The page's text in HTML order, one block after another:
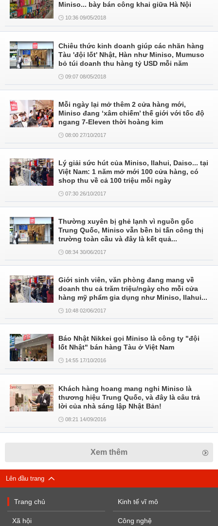
Miniso... bày bán công khai giữa Hà Nội
10:36 09/05/2018
Chiêu thức kinh doanh giúp các nhãn hàng
Tàu 'đội lốt' Nhật, Hàn như Miniso, Mumuso
bỏ túi doanh thu hàng tỷ USD mỗi năm
09:07 08/05/2018
Mỗi ngày lại mở thêm 2 cửa hàng mới,
Miniso đang ‘xâm chiếm’ thế giới với tốc độ
ngang 7-Eleven thời hoàng kim
08:00 27/10/2017
Lý giải sức hút của Miniso, Ilahui, Daiso... tại
Việt Nam: 1 năm mở mới 100 cửa hàng, có
shop thu về cả 100 triệu mỗi ngày
07:30 26/10/2017
Thường xuyên bị ghẻ lạnh vì nguồn gốc
Trung Quốc, Miniso vẫn bền bỉ tấn công thị
trường toàn cầu và đây là kết quả...
08:34 30/06/2017
Giới sinh viên, văn phòng đang mang về
doanh thu cả trăm triệu/ngày cho mỗi cửa
hàng mỹ phẩm gia dụng như Miniso, Ilahui...
10:48 02/06/2017
Báo Nhật Nikkei gọi Miniso là công ty "đội
lốt Nhật" bán hàng Tàu ở Việt Nam
14:55 17/10/2016
Khách hàng hoang mang nghi Miniso là
thương hiệu Trung Quốc, và đây là câu trả
lời của nhà sáng lập Nhật Bản!
08:21 14/09/2016
Xem thêm
Lên đầu trang
Trang chủ
Xã hội
Kinh tế vĩ mô
Công nghệ